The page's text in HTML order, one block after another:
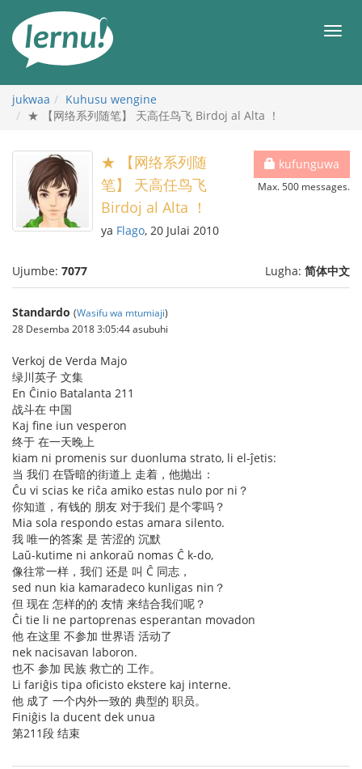
maudhui
jukwaa
Kuhusu wengine
★ 【网络系列随笔】 天高任鸟飞 Birdoj al Alta ！
kufunguwa
Max. 500 messages.
★ 【网络系列随
笔】 天高任鸟飞
Birdoj al Alta ！
ya Flago, 20 Julai 2010
Ujumbe: 7077 Lugha: 简体中文
Standardo (Wasifu wa mtumiaji)
28 Desemba 2018 3:05:44 asubuhi
Verkoj de Verda Majo
绿川英子 文集
En Ĉinio Batalanta 211
战斗在 中国
Kaj fine iun vesperon
终于 在一天晚上
kiam ni promenis sur duonluma strato, li el-ĵetis:
当 我们 在昏暗的街道上 走着，他抛出：
Ĉu vi scias ke riĉa amiko estas nulo por ni？
你知道，有钱的 朋友 对于我们 是个零吗？
Mia sola respondo estas amara silento.
我 唯一的答案 是 苦涩的 沉默
Laŭ-kutime ni ankoraŭ nomas Ĉ k-do,
像往常一样，我们 还是 叫 Ĉ 同志，
sed nun kia kamaradeco kunligas nin？
但 现在 怎样的的 友情 来结合我们呢？
Ĉi tie li ne partoprenas esperantan movadon
他 在这里 不参加 世界语 活动了
nek nacisavan laboron.
也不 参加 民族 救亡的 工作。
Li fariĝis tipa oficisto ekstere kaj interne.
他 成了 一个内外一致的 典型的 职员。
Finiĝis la ducent dek unua
第211段 结束